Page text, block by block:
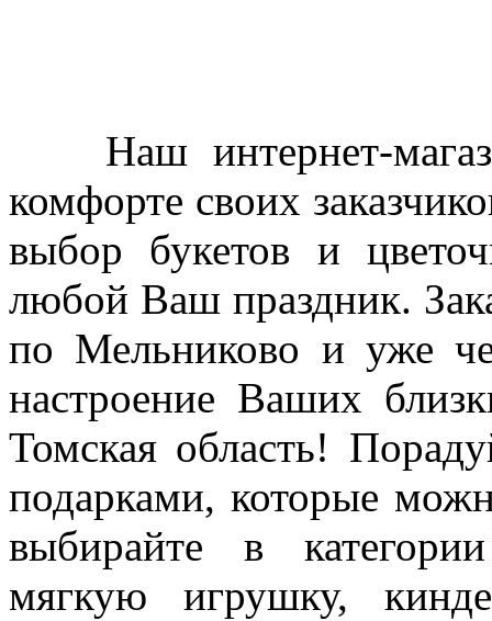
Наш интернет-
комфорте своих
выбор букетов и
любой Ваш праздник.
по Мельниково и уже
настроение Ваших
Томская область!
подарками, которые
выбирайте в
мягкую игрушку,